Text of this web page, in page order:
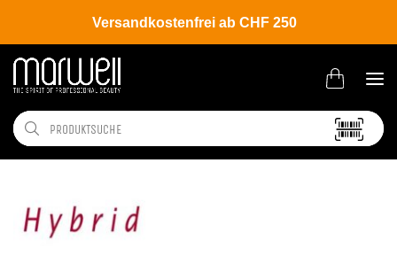
Versandkostenfrei ab CHF 250
Shop Brands Takai